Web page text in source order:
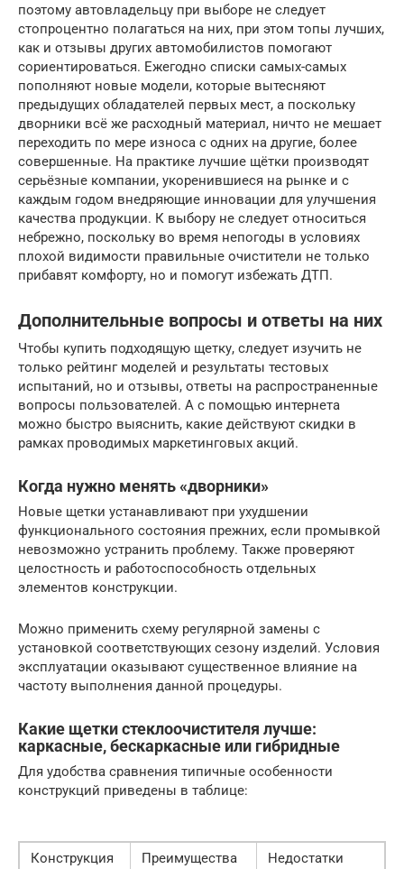
поэтому автовладельцу при выборе не следует
стопроцентно полагаться на них, при этом топы лучших,
как и отзывы других автомобилистов помогают
сориентироваться. Ежегодно списки самых-самых
пополняют новые модели, которые вытесняют
предыдущих обладателей первых мест, а поскольку
дворники всё же расходный материал, ничто не мешает
переходить по мере износа с одних на другие, более
совершенные. На практике лучшие щётки производят
серьёзные компании, укоренившиеся на рынке и с
каждым годом внедряющие инновации для улучшения
качества продукции. К выбору не следует относиться
небрежно, поскольку во время непогоды в условиях
плохой видимости правильные очистители не только
прибавят комфорту, но и помогут избежать ДТП.
Дополнительные вопросы и ответы на них
Чтобы купить подходящую щетку, следует изучить не
только рейтинг моделей и результаты тестовых
испытаний, но и отзывы, ответы на распространенные
вопросы пользователей. А с помощью интернета
можно быстро выяснить, какие действуют скидки в
рамках проводимых маркетинговых акций.
Когда нужно менять «дворники»
Новые щетки устанавливают при ухудшении
функционального состояния прежних, если промывкой
невозможно устранить проблему. Также проверяют
целостность и работоспособность отдельных
элементов конструкции.
Можно применить схему регулярной замены с
установкой соответствующих сезону изделий. Условия
эксплуатации оказывают существенное влияние на
частоту выполнения данной процедуры.
Какие щетки стеклоочистителя лучше:
каркасные, бескаркасные или гибридные
Для удобства сравнения типичные особенности
конструкций приведены в таблице:
Конструкция Преимущества Недостатки